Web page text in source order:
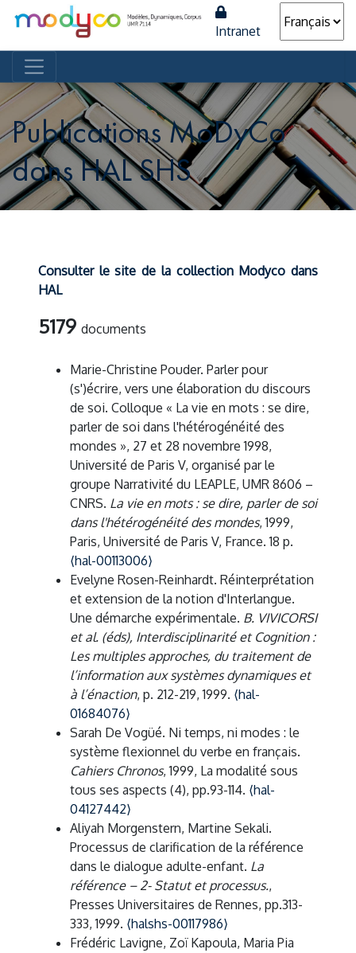
Intranet
Navigation principale
Publications MoDyCo
dans HAL SHS
Consulter le site de la collection Modyco dans
HAL
5179 documents
Marie-Christine Pouder. Parler pour
(s')écrire, vers une élaboration du discours
de soi. Colloque « La vie en mots : se dire,
parler de soi dans l'hétérogénéité des
mondes », 27 et 28 novembre 1998,
Université de Paris V, organisé par le
groupe Narrativité du LEAPLE, UMR 8606 –
CNRS. La vie en mots : se dire, parler de soi
dans l'hétérogénéité des mondes, 1999,
Paris, Université de Paris V, France. 18 p.
⟨hal-00113006⟩
Evelyne Rosen-Reinhardt. Réinterprétation
et extension de la notion d'Interlangue.
Une démarche expérimentale. B. VIVICORSI
et al. (éds), Interdisciplinarité et Cognition :
Les multiples approches, du traitement de
l’information aux systèmes dynamiques et
à l’énaction, p. 212-219, 1999. ⟨hal-
01684076⟩
Sarah De Vogüé. Ni temps, ni modes : le
système flexionnel du verbe en français.
Cahiers Chronos, 1999, La modalité sous
tous ses aspects (4), pp.93-114. ⟨hal-
04127442⟩
Aliyah Morgenstern, Martine Sekali.
Processus de clarification de la référence
dans le dialogue adulte-enfant. La
référence – 2- Statut et processus.,
Presses Universitaires de Rennes, pp.313-
333, 1999. ⟨halshs-00117986⟩
Frédéric Lavigne, Zoï Kapoula, Maria Pia